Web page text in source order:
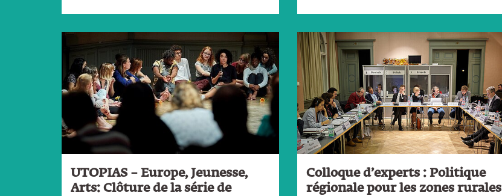
UTOPIAS – Europe, Jeunesse,
Arts: Clôture de la série de
Colloque d’experts : Politique
régionale pour les zones rurales